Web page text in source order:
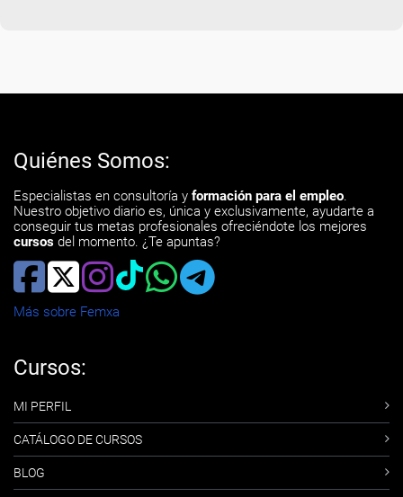
Quiénes Somos:
Especialistas en consultoría y formación para el empleo.
Nuestro objetivo diario es, única y exclusivamente, ayudarte a
conseguir tus metas profesionales ofreciéndote los mejores
cursos del momento. ¿Te apuntas?
Más sobre Femxa
Cursos:
MI PERFIL
CATÁLOGO DE CURSOS
BLOG